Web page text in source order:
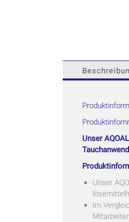
Unser
Unser
Im